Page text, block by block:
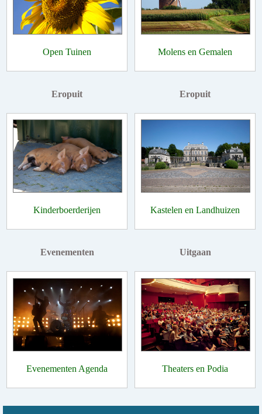
Open Tuinen Molens en Gemalen
Eropuit
Kinderboerderijen
Eropuit
Kastelen en Landhuizen
Evenementen
Evenementen Agenda
Uitgaan
Theaters en Podia